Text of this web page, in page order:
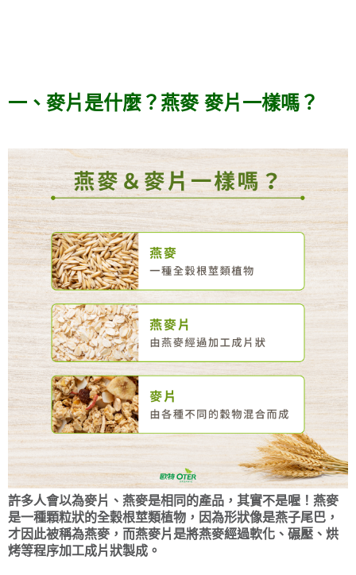
一、麥片是什麼？燕麥 麥片一樣嗎？
許多人會以為麥片、燕麥是相同的產品，其實不是喔！燕麥
是一種顆粒狀的全穀根莖類植物，因為形狀像是燕子尾巴，
才因此被稱為燕麥，而燕麥片是將燕麥經過軟化、碾壓、烘
烤等程序加工成片狀製成。